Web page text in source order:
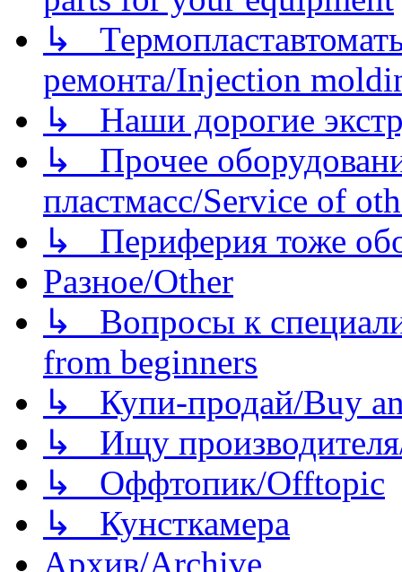
↳
ремонта/Injection
↳ Наши дорогие
↳ Прочее
пластмасс/Service of
↳ Периферия тоже
Разное/Other
↳ Вопросы к
from beginners
↳ Купи-продай/Buy
↳ Ищу
↳ Оффтопик/Offtopic
↳ Кунсткамера
Архив/Archive